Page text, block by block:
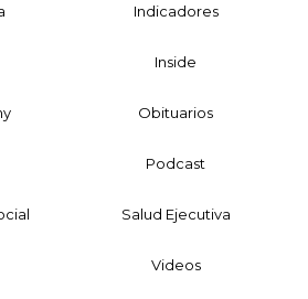
Indicadores
Inside
Obituarios
Podcast
Salud Ejecutiva
Videos